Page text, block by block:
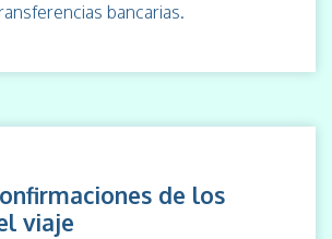
bancarias.
de los
viaje